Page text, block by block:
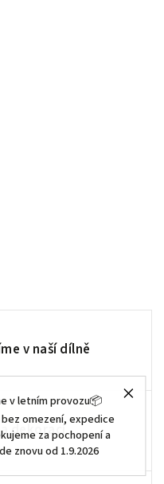
v letním provozu📦
omezení, expedice
za pochopení a
znovu od 1.9.2026
v naší dílně
dekorací